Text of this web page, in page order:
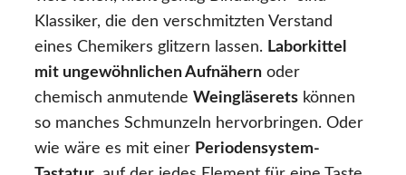
Klassiker, die den verschmitzten Verstand
eines Chemikers glitzern lassen. Laborkittel
mit ungewöhnlichen Aufnähern oder
chemisch anmutende Weingläserets können
so manches Schmunzeln hervorbringen. Oder
wie wäre es mit einer Periodensystem-